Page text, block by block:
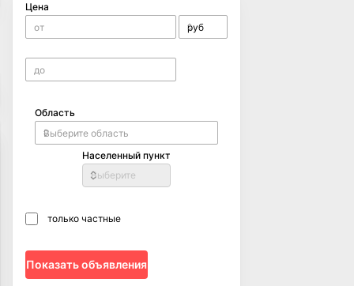
Цена
Область
Населенный пункт
Выберите
только частные
Показать объявления